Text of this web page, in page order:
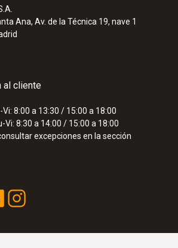
Ana, Av. de la Técnica 19, nave 1
al cliente
8:00 a 13:30 / 15:00 a 18:00
Vi: 8:30 a 14:00 / 15:00 a 18:00
excepciones en la sección